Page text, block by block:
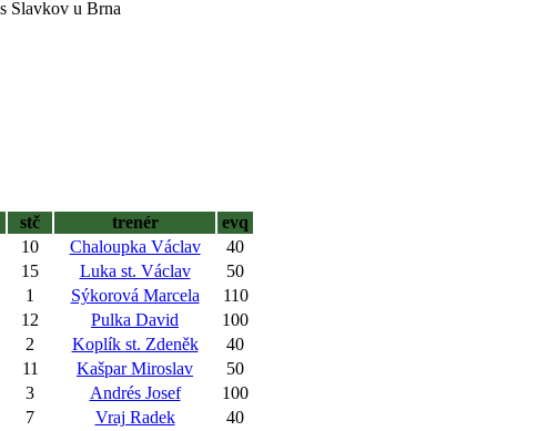
Slavkov u Brna
stč trenér
evq
10 Chaloupka Václav
40
15 Luka st. Václav
50
1 Sýkorová Marcela
110
12 Pulka David
100
2 Koplík st. Zdeněk
40
11 Kašpar Miroslav
50
3 Andrés Josef
100
7 Vraj Radek
40